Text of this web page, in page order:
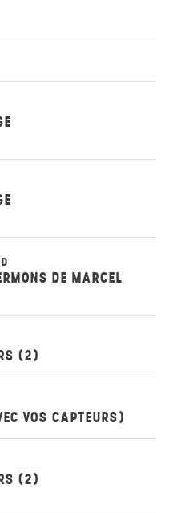
DE MARCEL
(2)
VOS CAPTEURS)
(2)